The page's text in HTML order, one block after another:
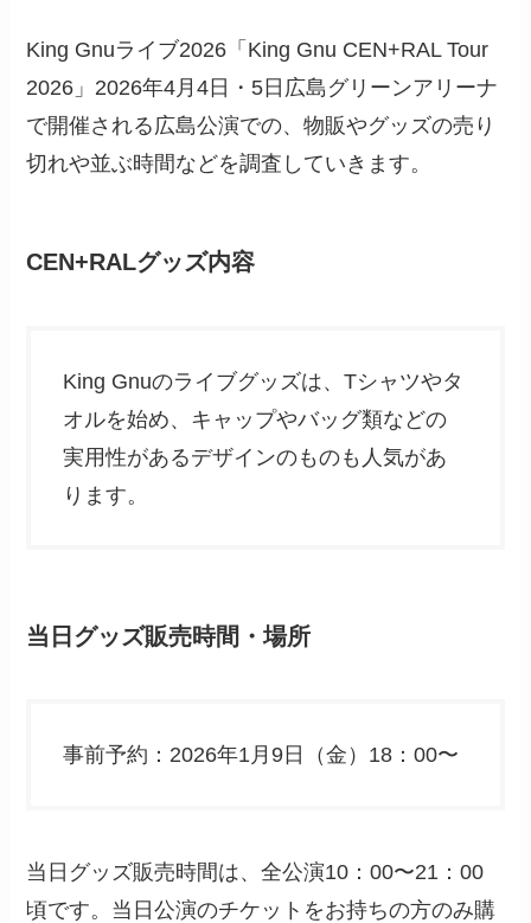
King Gnuライブ2026「King Gnu CEN+RAL Tour
2026」2026年4月4日・5日広島グリーンアリーナ
で開催される広島公演での、物販やグッズの売り
切れや並ぶ時間などを調査していきます。
CEN+RALグッズ内容
King Gnuのライブグッズは、Tシャツやタ
オルを始め、キャップやバッグ類などの
実用性があるデザインのものも人気があ
ります。
当日グッズ販売時間・場所
事前予約：2026年1月9日（金）18：00〜
当日グッズ販売時間は、全公演10：00〜21：00
頃です。当日公演のチケットをお持ちの方のみ購